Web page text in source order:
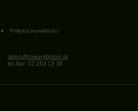
Polityka prywatności
sklep@rowerybytom.pl
tel./fax: 32 283 13 36